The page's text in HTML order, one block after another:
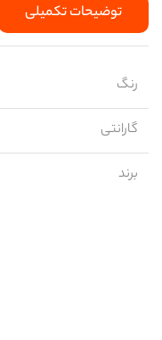
توضیحات تکمیلی
رنگ
گارانتی
برند